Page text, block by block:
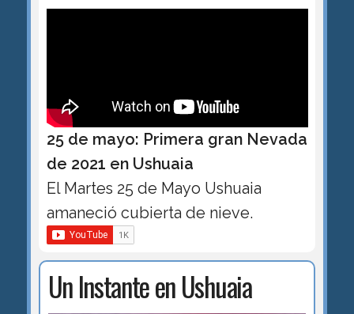
25 de mayo: Primera gran Nevada
de 2021 en Ushuaia
El Martes 25 de Mayo Ushuaia
amaneció cubierta de nieve.
Un Instante en Ushuaia